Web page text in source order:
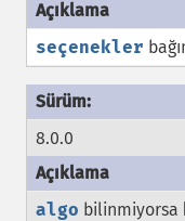
seçenekler
8.0.0
algo bilinmiyorsa